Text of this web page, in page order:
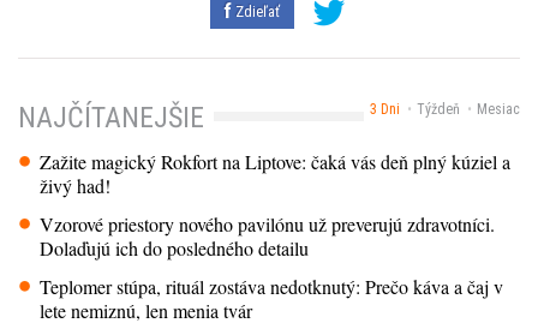
Zdieľať
3 Dni Týždeň Mesiac
NAJČÍTANEJŠIE
Zažite magický Rokfort na Liptove: čaká vás deň plný kúziel a
živý had!
Vzorové priestory nového pavilónu už preverujú zdravotníci.
Dolaďujú ich do posledného detailu
Teplomer stúpa, rituál zostáva nedotknutý: Prečo káva a čaj v
lete nemiznú, len menia tvár